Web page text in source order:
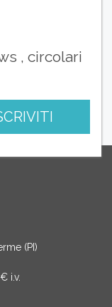
, circolari
(PI)
i.v.